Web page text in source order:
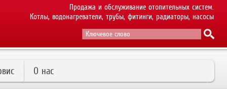
Продажа и обслуживание отопительных систем.
Котлы, водонагреватели, трубы, фитинги, радиаторы, насосы
О нас